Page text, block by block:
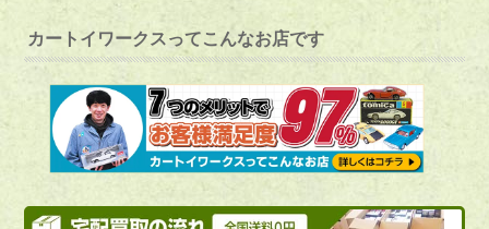
カートイワークスってこんなお店です